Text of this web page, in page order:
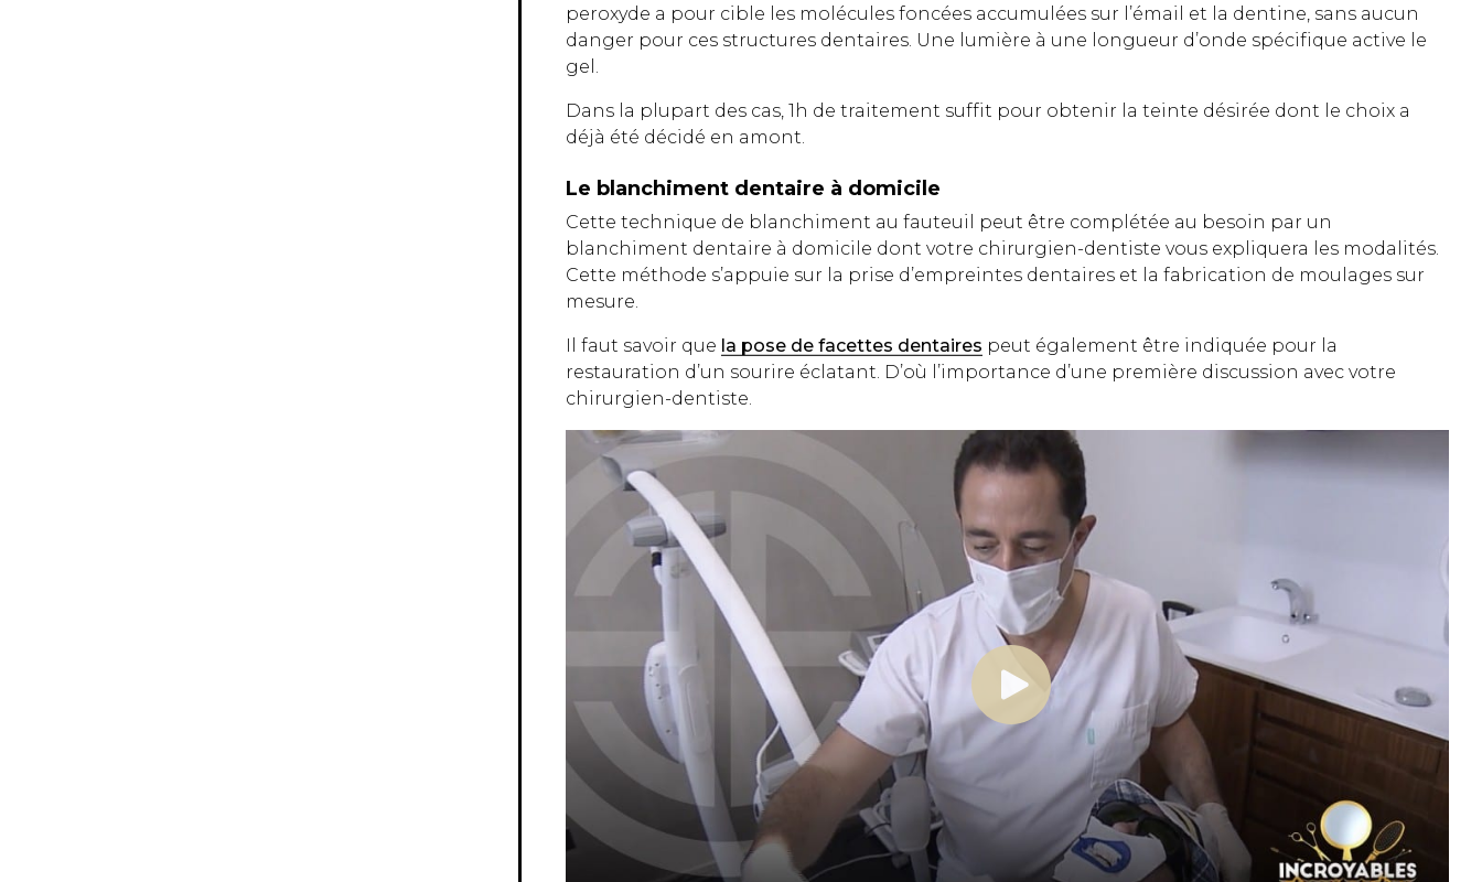
peroxyde a pour cible les molécules foncées accumulées sur l’émail et la dentine, sans aucun
danger pour ces structures dentaires. Une lumière à une longueur d’onde spécifique active le
gel.
Dans la plupart des cas, 1h de traitement suffit pour obtenir la teinte désirée dont le choix a
déjà été décidé en amont.
Le blanchiment dentaire à domicile
Cette technique de blanchiment au fauteuil peut être complétée au besoin par un
blanchiment dentaire à domicile dont votre chirurgien-dentiste vous expliquera les modalités.
Cette méthode s’appuie sur la prise d’empreintes dentaires et la fabrication de moulages sur
mesure.
Il faut savoir que la pose de facettes dentaires peut également être indiquée pour la
restauration d’un sourire éclatant. D’où l’importance d’une première discussion avec votre
chirurgien-dentiste.